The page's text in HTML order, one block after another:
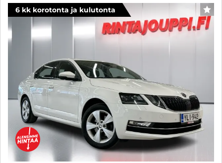
6 kk korotonta ja kulutonta